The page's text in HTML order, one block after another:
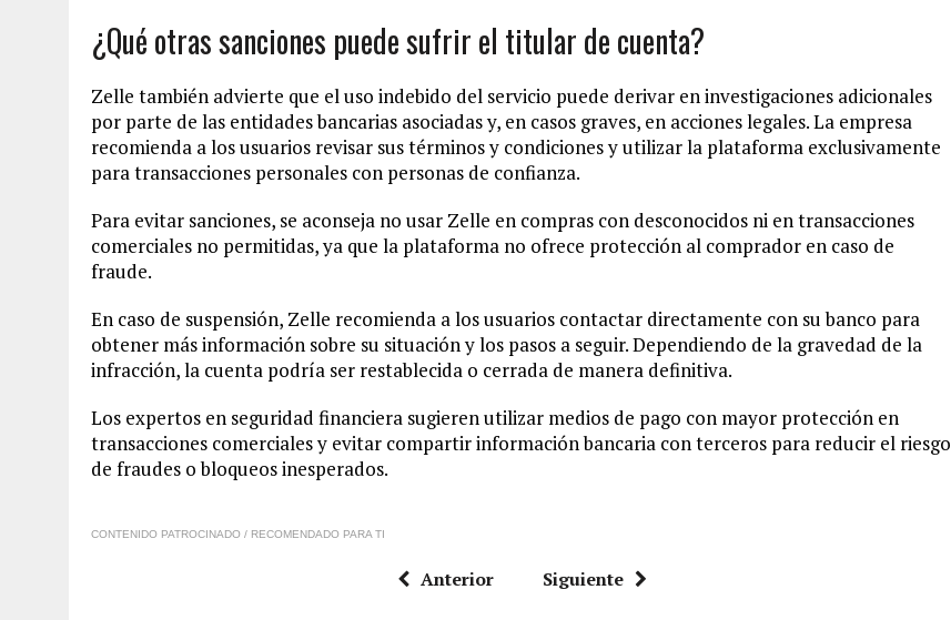
¿Qué otras sanciones puede sufrir el titular de cuenta?
Zelle también advierte que el uso indebido del servicio puede derivar en investigaciones adicionales
por parte de las entidades bancarias asociadas y, en casos graves, en acciones legales. La empresa
recomienda a los usuarios revisar sus términos y condiciones y utilizar la plataforma exclusivamente
para transacciones personales con personas de confianza.
Para evitar sanciones, se aconseja no usar Zelle en compras con desconocidos ni en transacciones
comerciales no permitidas, ya que la plataforma no ofrece protección al comprador en caso de
fraude.
En caso de suspensión, Zelle recomienda a los usuarios contactar directamente con su banco para
obtener más información sobre su situación y los pasos a seguir. Dependiendo de la gravedad de la
infracción, la cuenta podría ser restablecida o cerrada de manera definitiva.
Los expertos en seguridad financiera sugieren utilizar medios de pago con mayor protección en
transacciones comerciales y evitar compartir información bancaria con terceros para reducir el riesgo
de fraudes o bloqueos inesperados.
CONTENIDO PATROCINADO / RECOMENDADO PARA TI
Anterior Siguiente